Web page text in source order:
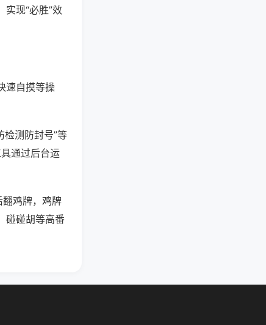
现“必胜”效
速自摸等操
检测防封号”等
通过后台运
鸡牌，鸡牌
碰碰胡等高番